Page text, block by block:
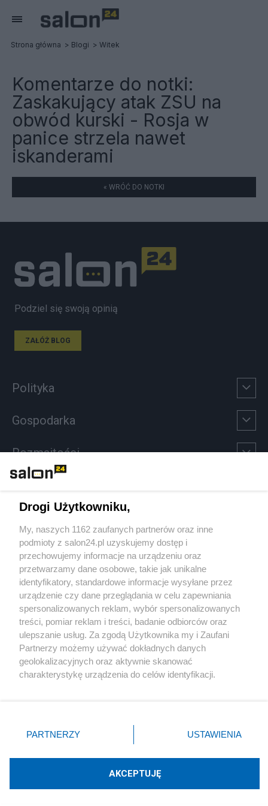
Strona główna Blogi Witek
Komentarze do notki:
Zaskakujący atak ZSU na
obwód kurski - Rosja w
panice strzela nawet
iskanderami
« WRÓĆ DO NOTKI
Podziel się swoją opinią
ZAŁÓŻ BLOG
Polityka
Gospodarka
Rozmaitości
Sport
Społeczeństwo
Kultura
X Facebook Instagram Youtube
Technologię dostarcza:W3media.pl
Drogi Użytkowniku,
My, naszych 1162 zaufanych partnerów oraz inne
podmioty z salon24.pl uzyskujemy dostęp i
przechowujemy informacje na urządzeniu oraz
przetwarzamy dane osobowe, takie jak unikalne
identyfikatory, standardowe informacje wysyłane przez
urządzenie czy dane przeglądania w celu zapewniania
spersonalizowanych reklam, wybór spersonalizowanych
treści, pomiar reklam i treści, badanie odbiorców oraz
ulepszanie usług. Za zgodą Użytkownika my i Zaufani
Partnerzy możemy używać dokładnych danych
geolokalizacyjnych oraz aktywnie skanować
charakterystykę urządzenia do celów identyfikacji.
zmienić/wycofać klikając przycisk ustawień prywatności
znajdujący się w lewym dolnym rogu strony
rodzaje przetwarzania danych nie wymagają zgody
użytkownika, ale masz prawo sprzeciwić się takiemu
PARTNERZY USTAWIENIA
AKCEPTUJĘ